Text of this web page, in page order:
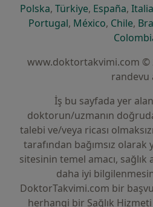
Polskayeni bir sekmede açılır
, Türkiyeyeni bir
, Españayeni
, Italia
Portugalyeni bir sekmede
, Méxicoyeni bir
, Chileyeni
,
www.doktortakvimi.com ©
randevu
İş bu sayfada yer
doktorun/uzmanın
talebi ve/veya ricası
tarafından bağımsız olarak
sitesinin temel amacı,
daha iyi
DoktorTakvimi.com bir
herhangi bir Sağlık Hizmeti